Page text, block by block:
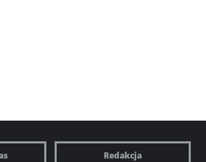
Redakcja